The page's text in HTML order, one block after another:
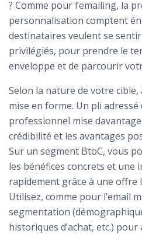
? Comme pour l’emailing, la
personnalisation comptent
destinataires veulent se
privilégiés, pour prendre le
enveloppe et de parcourir
Selon la nature de votre
mise en forme. Un pli
professionnel mise
crédibilité et les avantages
Sur un segment BtoC, vous
les bénéfices concrets et une
rapidement grâce à une offre
Utilisez, comme pour l’email
segmentation
historiques d’achat, etc.)